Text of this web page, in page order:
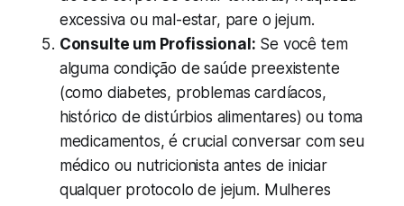
excessiva ou mal-estar, pare o jejum.
Consulte um Profissional: Se você tem
alguma condição de saúde preexistente
(como diabetes, problemas cardíacos,
histórico de distúrbios alimentares) ou toma
medicamentos, é crucial conversar com seu
médico ou nutricionista antes de iniciar
qualquer protocolo de jejum. Mulheres